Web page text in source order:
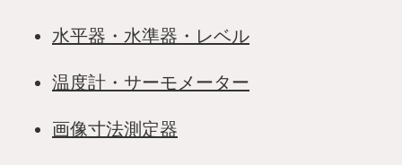
水平器・水準器・レベル
温度計・サーモメーター
画像寸法測定器